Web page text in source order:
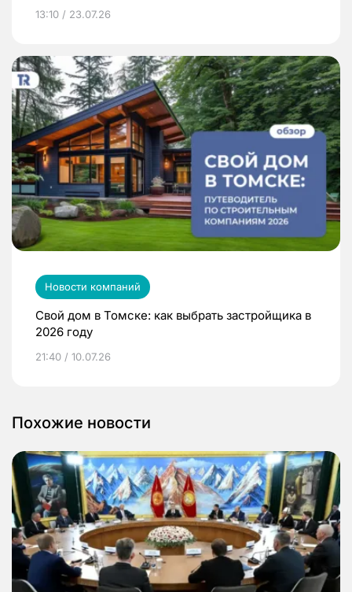
13:10 / 23.07.26
Новости компаний
Свой дом в Томске: как выбрать застройщика в
2026 году
21:40 / 10.07.26
Похожие новости